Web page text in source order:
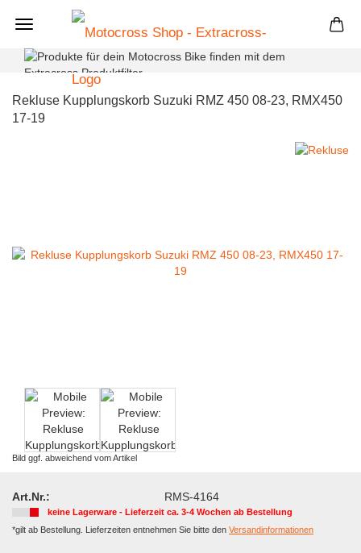
+
Rekluse Kupplungskorb Suzuki RMZ 450 08-23, RMX450
17-19
Bild ggf. abweichend vom Artikel
Art.Nr.: RMS-4164
keine Lagerware - Lieferzeit ca. 3-4 Wochen ab Bestellung
*gilt ab Bestellung. Lieferzeiten entnehmen Sie bitte den Versandinformationen